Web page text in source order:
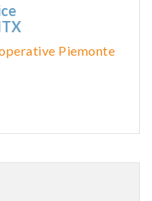
Piemonte